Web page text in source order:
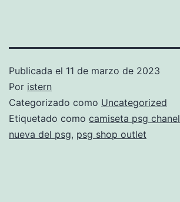
Publicada el 11 de marzo de 2023
Por istern
Categorizado como Uncategorized
Etiquetado como camiseta psg chanel
nueva del psg, psg shop outlet